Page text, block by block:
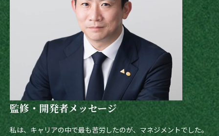
監修・開発者メッセージ
私は、キャリアの中で最も苦労したのが、マネジメントでした。